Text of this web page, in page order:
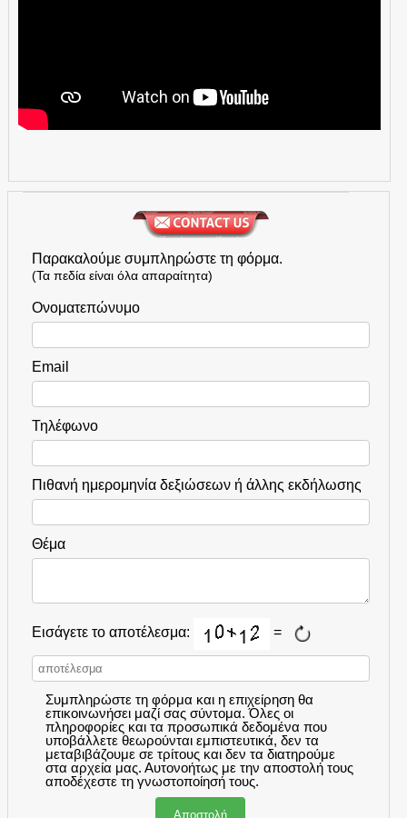
Παρακαλούμε συμπληρώστε τη φόρμα.
(Τα πεδία είναι όλα απαραίτητα)
Ονοματεπώνυμο
Email
Τηλέφωνο
Πιθανή ημερομηνία δεξιώσεων ή άλλης εκδήλωσης
Θέμα
Εισάγετε το αποτέλεσμα: =
Συμπληρώστε τη φόρμα και η επιχείρηση θα
επικοινωνήσει μαζί σας σύντομα. Όλες οι
πληροφορίες και τα προσωπικά δεδομένα που
υποβάλλετε θεωρούνται εμπιστευτικά, δεν τα
μεταβιβάζουμε σε τρίτους και δεν τα διατηρούμε
στα αρχεία μας. Αυτονοήτως με την αποστολή τους
αποδέχεστε τη γνωστοποίησή τους.